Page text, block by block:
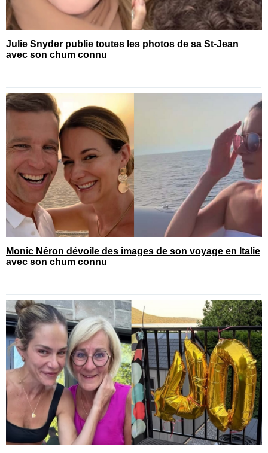
Julie Snyder publie toutes les photos de sa St-Jean
avec son chum connu
Monic Néron dévoile des images de son voyage en Italie
avec son chum connu